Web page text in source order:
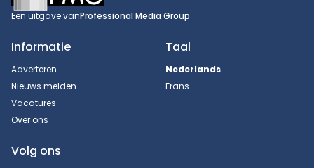
Een uitgave vanProfessional Media Group
Informatie
Adverteren
Nieuws melden
Vacatures
Over ons
Taal
Nederlands
Frans
Volg ons